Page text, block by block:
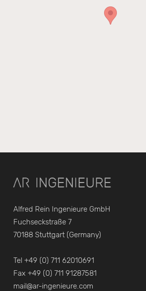
Alfred Rein Ingenieure GmbH
Fuchseckstraße 7
70188 Stuttgart (Germany)
Tel +49 (0) 711 62010691
Fax +49 (0) 711 91287581
mail@ar-ingenieure.com